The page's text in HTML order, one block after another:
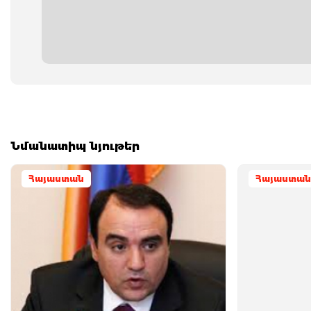
Նմանատիպ նյութեր
Հայաստան Հայաստան